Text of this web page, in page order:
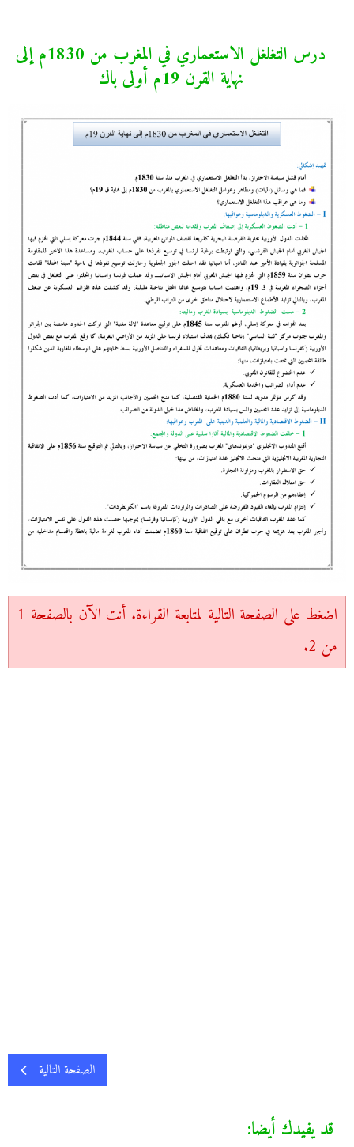
درس التغلغل الاستعماري في المغرب من 1830م إلى
نهاية القرن 19م أولى باك
اضغط على الصفحة التالية لمتابعة القراءة. أنت الآن بالصفحة 1
من 2.
الصفحة التالية
قد يفيدك أيضا: